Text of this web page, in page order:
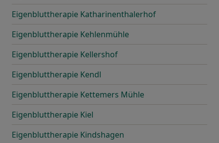
Eigenbluttherapie Katharinenthalerhof
Eigenbluttherapie Kehlenmühle
Eigenbluttherapie Kellershof
Eigenbluttherapie Kendl
Eigenbluttherapie Kettemers Mühle
Eigenbluttherapie Kiel
Eigenbluttherapie Kindshagen